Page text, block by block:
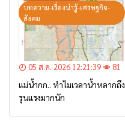
บทความ-เรื่องน่ารู้-เศรษฐกิจ-
สังคม
05 ส.ค. 2026 12:21:39 81
แม่น้ำกก.. ทำไมเวลาน้ำหลากถึง
รุนแรงมากนัก